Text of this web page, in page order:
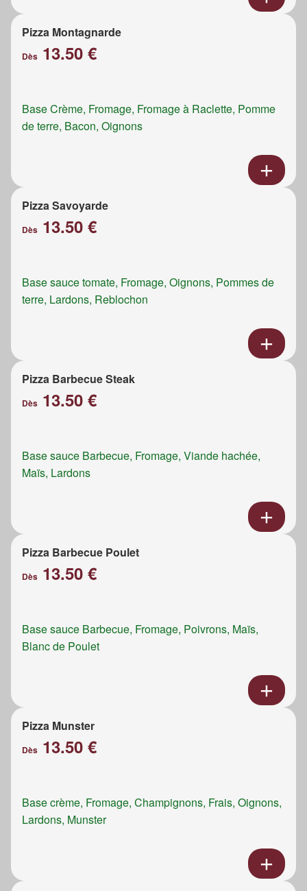
Pizza Montagnarde
Dès 13.50 €
Base Crème, Fromage, Fromage à Raclette, Pomme
de terre, Bacon, Oignons
Pizza Savoyarde
Dès 13.50 €
Base sauce tomate, Fromage, Oignons, Pommes de
terre, Lardons, Reblochon
Pizza Barbecue Steak
Dès 13.50 €
Base sauce Barbecue, Fromage, Viande hachée,
Maïs, Lardons
Pizza Barbecue Poulet
Dès 13.50 €
Base sauce Barbecue, Fromage, Poivrons, Maïs,
Blanc de Poulet
Pizza Munster
Dès 13.50 €
Base crème, Fromage, Champignons, Frais, Oignons,
Lardons, Munster